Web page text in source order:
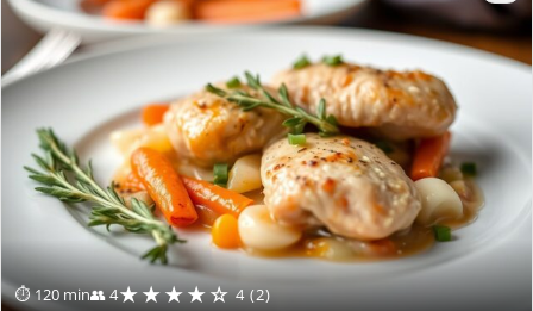
⏱ 120 min👥 4★★★★☆ 4 (2)